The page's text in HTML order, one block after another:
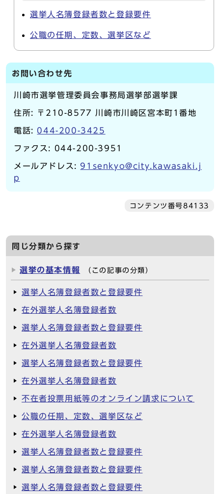
選挙人名簿登録者数と登録要件
公職の任期、定数、選挙区など
お問い合わせ先
川崎市選挙管理委員会事務局選挙部選挙課
住所: 〒210-8577 川崎市川崎区宮本町1番地
電話: 044-200-3425
ファクス: 044-200-3951
メールアドレス:91senkyo@city.kawasaki.j
p
コンテンツ番号84133
同じ分類から探す
選挙の基本情報 （この記事の分類）
選挙人名簿登録者数と登録要件
在外選挙人名簿登録者数
選挙人名簿登録者数と登録要件
在外選挙人名簿登録者数
選挙人名簿登録者数と登録要件
在外選挙人名簿登録者数
不在者投票用紙等のオンライン請求について
公職の任期、定数、選挙区など
在外選挙人名簿登録者数
選挙人名簿登録者数と登録要件
選挙人名簿登録者数と登録要件
選挙人名簿登録者数と登録要件